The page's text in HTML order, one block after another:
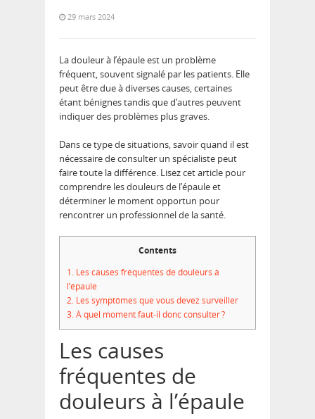
29 mars 2024
La douleur à l’épaule est un problème
fréquent, souvent signalé par les patients. Elle
peut être due à diverses causes, certaines
étant bénignes tandis que d’autres peuvent
indiquer des problèmes plus graves.
Dans ce type de situations, savoir quand il est
nécessaire de consulter un spécialiste peut
faire toute la différence. Lisez cet article pour
comprendre les douleurs de l’épaule et
déterminer le moment opportun pour
rencontrer un professionnel de la santé.
Contents
1. Les causes fréquentes de douleurs à
l’épaule
2. Les symptômes que vous devez surveiller
3.À quel moment faut-il donc consulter ?
Les causes
fréquentes de
douleurs à l’épaule